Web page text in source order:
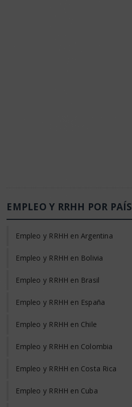
EMPLEO Y RRHH POR PAÍS
Empleo y RRHH en Argentina
Empleo y RRHH en Bolivia
Empleo y RRHH en Brasil
Empleo y RRHH en España
Empleo y RRHH en Chile
Empleo y RRHH en Colombia
Empleo y RRHH en Costa Rica
Empleo y RRHH en Cuba